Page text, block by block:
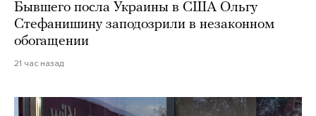
Бывшего посла Украины в США Ольгу
Стефанишину заподозрили в незаконном
обогащении
21 час назад